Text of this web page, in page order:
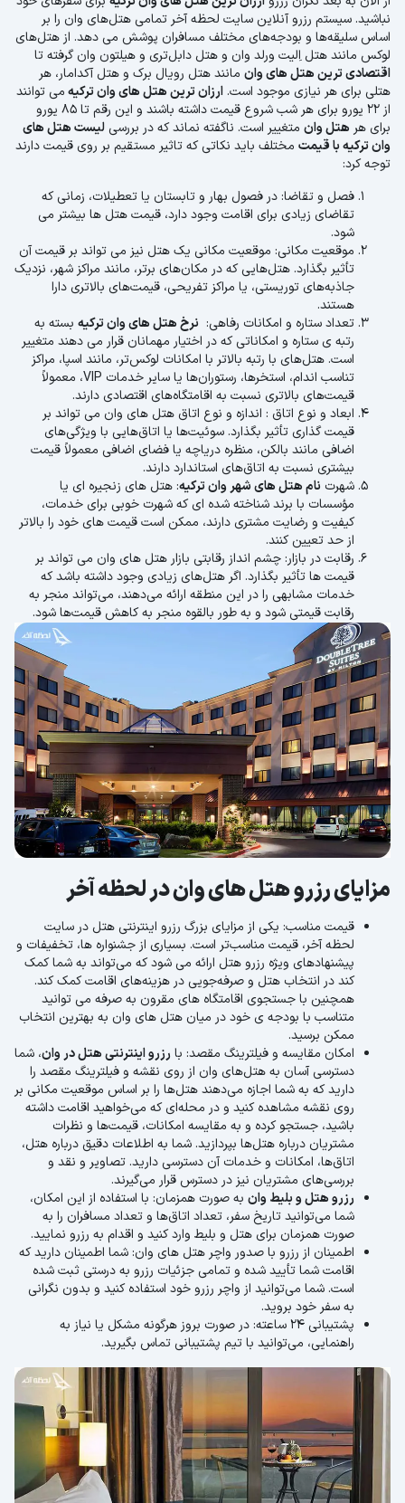
نباشید. سیستم رزرو آنلاین سایت لحظه آخر تمامی هتل‌های وان را بر
اساس سلیقه‌ها و بودجه‌های مختلف مسافران پوشش می دهد. از هتل‌های
لوکس مانند هتل اِلیت ورلد وان و هتل دابل‌تری و هیلتون وان گرفته تا
اقتصادی ترین هتل های وان مانند هتل رویال برک و هتل آکدامار، هر
هتلی برای هر نیازی موجود است. ارزان ترین هتل های وان ترکیهمی توانند
از 22 یورو برای هر شب شروع قیمت داشته باشند و این رقم تا 85 یورو
برای هر هتل وان متغییر است. ناگفته نماند که در بررسی لیست هتل های
وان ترکیه با قیمت مختلف باید نکاتی که تاثیر مستقیم بر روی قیمت دارند
توجه کرد:
فصل و تقاضا: در فصول بهار و تابستان یا تعطیلات، زمانی که
تقاضای زیادی برای اقامت وجود دارد، قیمت هتل ها بیشتر می
شود.
موقعیت مکانی: موقعیت مکانی یک هتل نیز می تواند بر قیمت آن
تأثیر بگذارد. هتل‌هایی که در مکان‌های برتر، مانند مراکز شهر، نزدیک
جاذبه‌های توریستی، یا مراکز تفریحی، قیمت‌های بالاتری دارا
هستند.
تعداد ستاره و امکانات رفاهی: نرخ هتل های وان ترکیه بسته به
رتبه ی ستاره و امکاناتی که در اختیار مهمانان قرار می دهند متغییر
است. هتل‌های با رتبه بالاتر با امکانات لوکس‌تر، مانند اسپا، مراکز
تناسب اندام، استخرها، رستوران‌ها یا سایر خدمات VIP، معمولاً
قیمت‌های بالاتری نسبت به اقامتگاه‌های اقتصادی دارند.
ابعاد و نوع اتاق : اندازه و نوع اتاق هتل های وان می تواند بر
قیمت گذاری تأثیر بگذارد. سوئیت‌ها یا اتاق‌هایی با ویژگی‌های
اضافی مانند بالکن، منظره دریاچه یا فضای اضافی معمولاً قیمت
بیشتری نسبت به اتاق‌های استاندارد دارند.
شهرت نام هتل های شهر وان ترکیه: هتل های زنجیره ای یا
مؤسسات با برند شناخته شده ای که شهرت خوبی برای خدمات،
کیفیت و رضایت مشتری دارند، ممکن است قیمت های خود را بالاتر
از حد تعیین کنند.
رقابت در بازار: چشم انداز رقابتی بازار هتل های وان می تواند بر
قیمت ها تأثیر بگذارد. اگر هتل‌های زیادی وجود داشته باشد که
خدمات مشابهی را در این منطقه ارائه می‌دهند، می‌تواند منجر به
رقابت قیمتی شود و به طور بالقوه منجر به کاهش قیمت‌ها شود.
مزایای رزرو هتل های وان در لحظه آخر
قیمت مناسب: یکی از مزایای بزرگ رزرو اینترنتی هتل در سایت
لحظه آخر، قیمت مناسب‌تر است. بسیاری از جشنواره ها، تخفیفات و
پیشنهادهای ویژه رزرو هتل ارائه می شود که می‌تواند به شما کمک
کند در انتخاب هتل و صرفه‌جویی در هزینه‌های اقامت کمک کند.
همچنین با جستجوی اقامتگاه های مقرون به صرفه می توانید
متناسب با بودجه ی خود در میان هتل های وان به بهترین انتخاب
ممکن برسید.
امکان مقایسه و فیلترینگ مقصد: بارزرو اینترنتی هتل در وان، شما
دسترسی آسان به هتل‌های وان از روی نقشه و فیلترینگ مقصد را
دارید که به شما اجازه می‌دهند هتل‌ها را بر اساس موقعیت مکانی بر
روی نقشه مشاهده کنید و در محله‌ای که می‌خواهید اقامت داشته
باشید، جستجو کرده و به مقایسه امکانات، قیمت‌ها و نظرات
مشتریان درباره هتل‌ها بپردازید. شما به اطلاعات دقیق درباره هتل،
اتاق‌ها، امکانات و خدمات آن دسترسی دارید. تصاویر و نقد و
بررسی‌های مشتریان نیز در دسترس قرار می‌گیرند.
رزرو هتل و بلیط وان به صورت همزمان: با استفاده از این امکان،
شما می‌توانید تاریخ سفر، تعداد اتاق‌ها و تعداد مسافران را به
صورت همزمان برای هتل و بلیط وارد کنید و اقدام به رزرو نمایید.
اطمینان از رزرو با صدور واچر هتل های وان: شما اطمینان دارید که
اقامت شما تأیید شده و تمامی جزئیات رزرو به درستی ثبت شده
است. شما می‌توانید از واچر رزرو خود استفاده کنید و بدون نگرانی
به سفر خود بروید.
پشتیبانی ۲۴ ساعته: در صورت بروز هرگونه مشکل یا نیاز به
راهنمایی، می‌توانید با تیم پشتیبانی تماس بگیرید.